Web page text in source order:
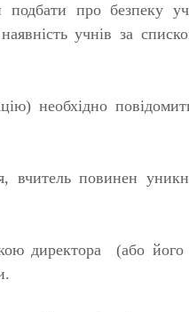
подбати про безпеку
учнів за
необхідно
вчитель повинен
директора (або